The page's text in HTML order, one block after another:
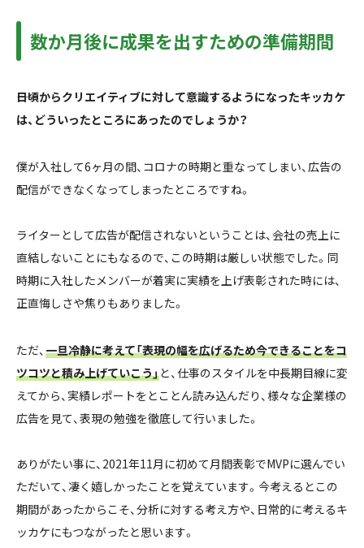
数か月後に成果を出すための準備期間
――日頃からクリエイティブに対して意識するようになったキッカケ
は、どういったところにあったのでしょうか？
僕が入社して6ヶ月の間、コロナの時期と重なってしまい、広告の
配信ができなくなってしまったところですね。
ライターとして広告が配信されないということは、会社の売上に
直結しないことにもなるので、この時期は厳しい状態でした。同
時期に入社したメンバーが着実に実績を上げ表彰された時には、
正直悔しさや焦りもありました。
ただ、 一旦冷静に考えて「表現の幅を広げるため今できることをコ
ツコツと積み上げていこう」と、仕事のスタイルを中長期目線に変
えてから、実績レポートをとことん読み込んだり、様々な企業様の
広告を見て、表現の勉強を徹底して行いました。
ありがたい事に、2021年11月に初めて月間表彰でMVPに選んでい
ただいて、凄く嬉しかったことを覚えています。今考えるとこの
期間があったからこそ、分析に対する考え方や、日常的に考えるキ
ッカケにもつながったと思います。